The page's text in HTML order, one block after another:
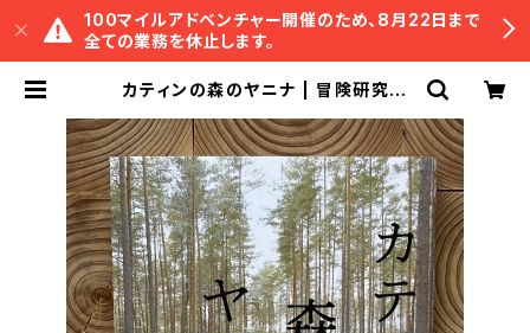
100マイルアドベンチャー開催のため、8月22日まで
全ての業務を休止します。
カティンの森のヤニナ | 冒険研究所